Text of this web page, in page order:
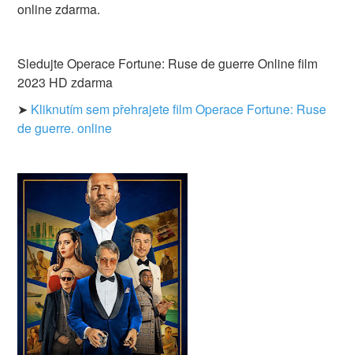
online zdarma.
Sledujte Operace Fortune: Ruse de guerre Online film
2023 HD zdarma
➤ Kliknutím sem přehrajete film Operace Fortune: Ruse
de guerre. online